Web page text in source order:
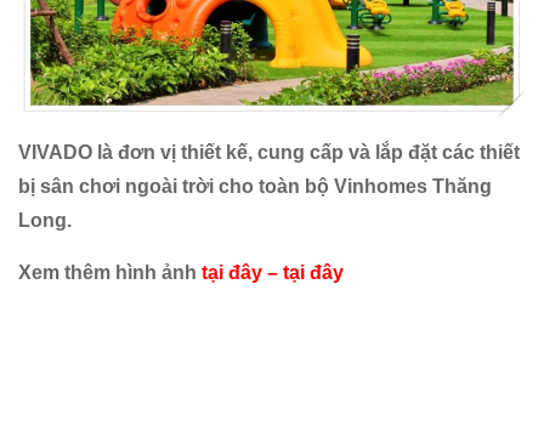
VIVADO là đơn vị thiết kế, cung cấp và lắp đặt các thiết
bị sân chơi ngoài trời cho toàn bộ Vinhomes Thăng
Long.
Xem thêm hình ảnh tại đây – tại đây